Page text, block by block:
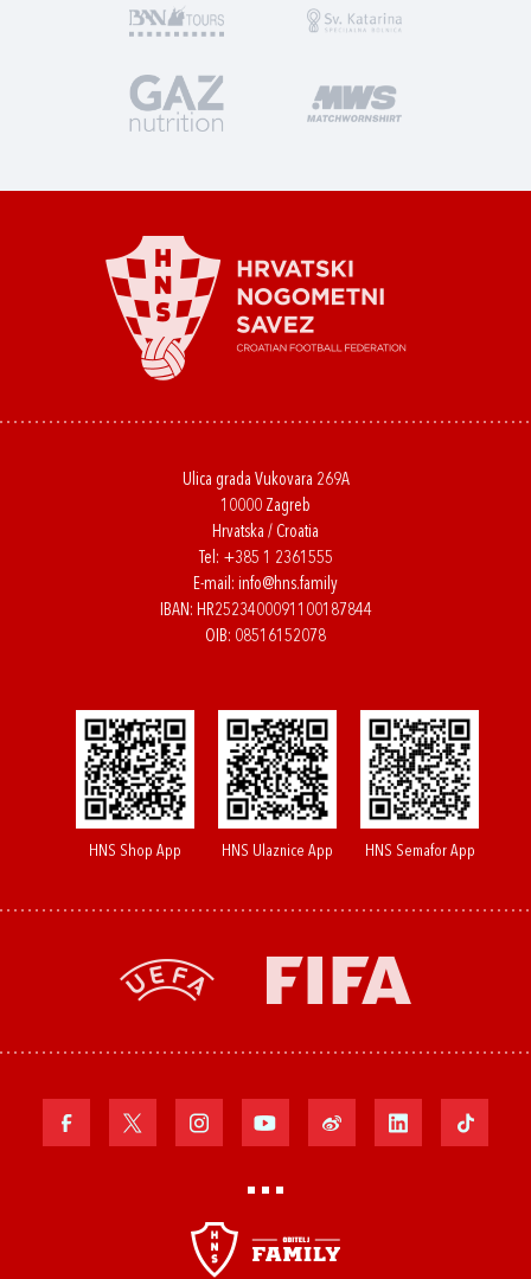
Ulica grada Vukovara 269A
10000 Zagreb
Hrvatska / Croatia
Tel: +385 1 2361555
E-mail: info@hns.family
IBAN: HR2523400091100187844
OIB: 08516152078
HNS Shop App HNS Ulaznice App HNS Semafor App